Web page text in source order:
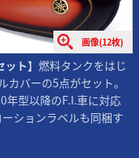
画像(12枚)
ト】 燃料タンクをはじ
バーの5点がセット。
年型以降のF.I.車に対応
ションラベルも同梱す